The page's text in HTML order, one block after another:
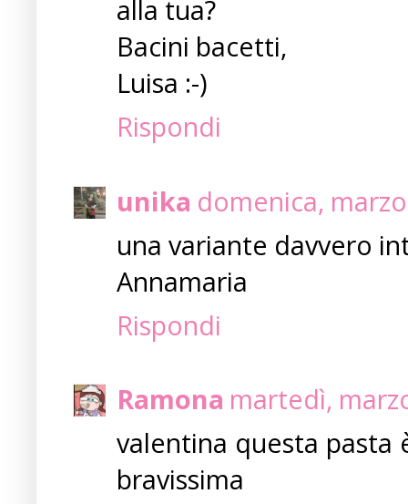
alla tua?
Bacini bacetti,
Luisa :-)
Rispondi
unika domenica,
una variante davvero
Annamaria
Rispondi
Ramona martedì,
valentina questa pasta
bravissima